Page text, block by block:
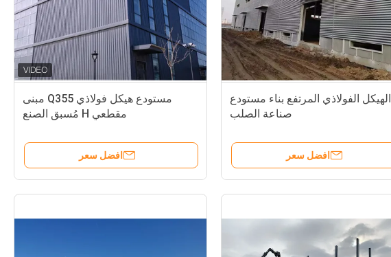
مستودع هيكل فولاذي Q355 مبنى
مقطعي H مُسبق الصنع
افضل سعر
الهيكل الفولاذي المرتفع بناء مستودع
صناعة الصلب
افضل سعر